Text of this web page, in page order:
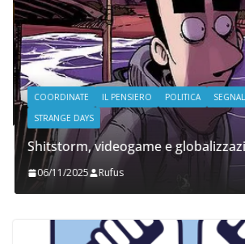
COORDINATE IL PENSIERO POLITICA
STRANGE DAYS
Shitstorm, videogame e
06/11/2025 Rufus